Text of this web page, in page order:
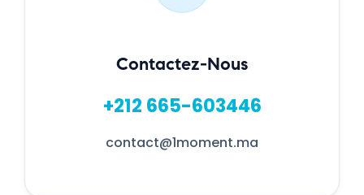
Contactez-Nous
+212 665-603446
contact@1moment.ma